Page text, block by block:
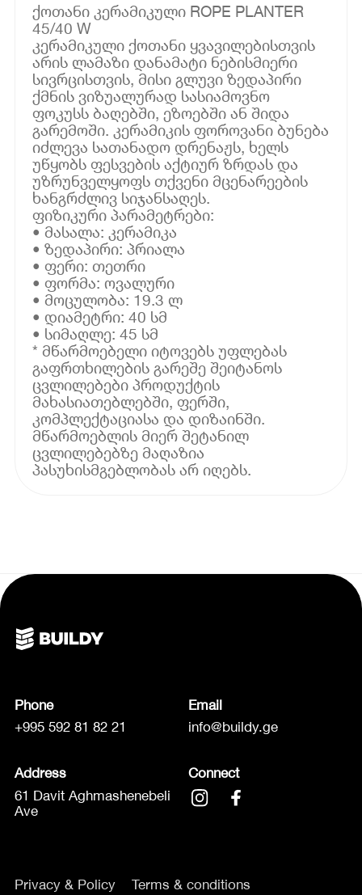
ქოთანი კერამიკული ROPE PLANTER
45/40 W
კერამიკული ქოთანი ყვავილებისთვის
არის ლამაზი დანამატი ნებისმიერი
სივრცისთვის, მისი გლუვი ზედაპირი
ქმნის ვიზუალურად სასიამოვნო
ფოკუსს ბაღებში, ეზოებში ან შიდა
გარემოში. კერამიკის ფოროვანი ბუნება
იძლევა სათანადო დრენაჟს, ხელს
უწყობს ფესვების აქტიურ ზრდას და
უზრუნველყოფს თქვენი მცენარეების
ხანგრძლივ სიჯანსაღეს.
ფიზიკური პარამეტრები:
• მასალა: კერამიკა
• ზედაპირი: პრიალა
• ფერი: თეთრი
• ფორმა: ოვალური
• მოცულობა: 19.3 ლ
• დიამეტრი: 40 სმ
• სიმაღლე: 45 სმ
* მწარმოებელი იტოვებს უფლებას
გაფრთხილების გარეშე შეიტანოს
ცვლილებები პროდუქტის
მახასიათებლებში, ფერში,
კომპლექტაციასა და დიზაინში.
მწარმოებლის მიერ შეტანილ
ცვლილებებზე მაღაზია
პასუხისმგებლობას არ იღებს.
Phone
+995 592 81 82 21
Email
info@buildy.ge
Address
61 Davit Aghmashenebeli
Ave
Connect
Privacy & Policy Terms & conditions